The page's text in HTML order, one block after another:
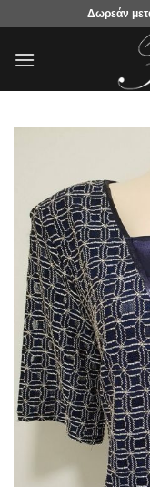
περιεχόμενο
Δωρεάν